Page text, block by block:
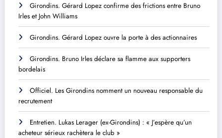
Girondins. Gérard Lopez confirme des frictions entre Bruno
Irles et John Williams
Girondins. Gérard Lopez ouvre la porte à des actionnaires
Girondins. Bruno Irles déclare sa flamme aux supporters
bordelais
Officiel. Les Girondins nomment un nouveau responsable du
recrutement
Entretien. Lukas Lerager (ex-Girondins) : « J’espère qu’un
acheteur sérieux rachètera le club »